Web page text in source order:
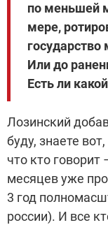
по меньшей
мере,
Или до
Есть ли
Лозинский
буду, знаете
что кто говорит
месяцев уже
3 год
россии). И все